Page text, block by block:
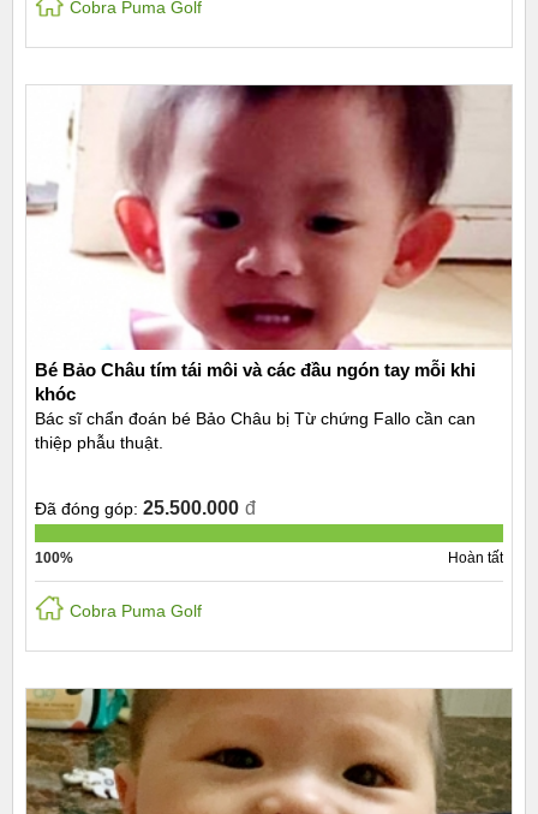
Cobra Puma Golf
Bé Bảo Châu tím tái môi và các đầu ngón tay mỗi khi
khóc
Bác sĩ chẩn đoán bé Bảo Châu bị Từ chứng Fallo cần can
thiệp phẫu thuật.
Đã đóng góp: 25.500.000 đ
100% Hoàn tất
Cobra Puma Golf